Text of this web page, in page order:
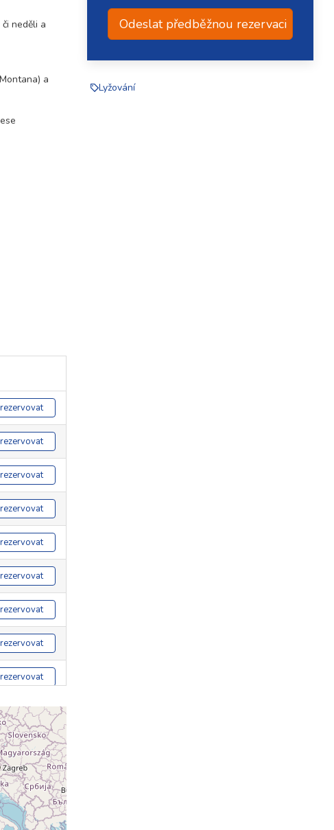
neděli a
a
rezervovat
rezervovat
rezervovat
rezervovat
rezervovat
rezervovat
rezervovat
rezervovat
rezervovat
rezervovat
rezervovat
rezervovat
Odeslat předběžnou rezervaci
Lyžování